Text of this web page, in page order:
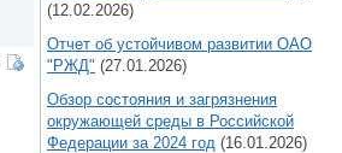
(12.02.2026)
Отчет об устойчивом развитии ОАО
"РЖД" (27.01.2026)
Обзор состояния и загрязнения
окружающей среды в Российской
Федерации за 2024 год (16.01.2026)